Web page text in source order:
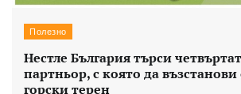
Полезно
Нестле България търси
партньор, с която да
горски терен